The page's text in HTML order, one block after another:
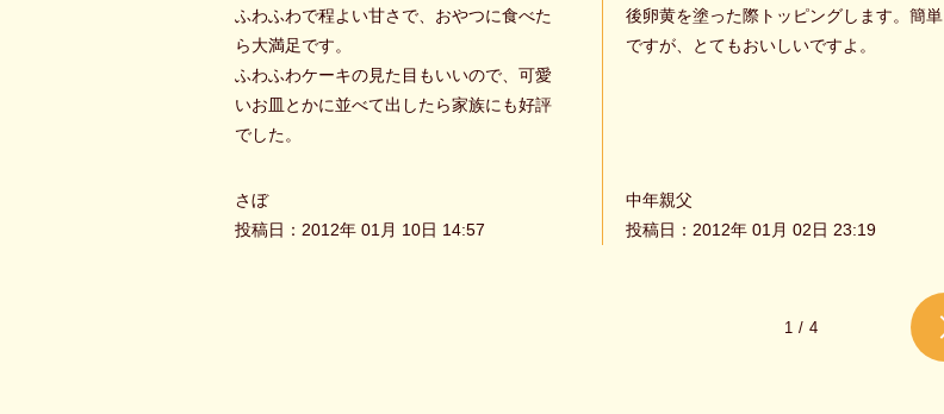
ふわふわで程よい甘さで、おやつに食べた
ら大満足です。
ふわふわケーキの見た目もいいので、可愛
いお皿とかに並べて出したら家族にも好評
でした。
さぼ
投稿日：2012年 01月 10日 14:57
後卵黄を塗った際トッピングします。簡単
ですが、とてもおいしいですよ。
中年親父
投稿日：2012年 01月 02日 23:19
1 / 4